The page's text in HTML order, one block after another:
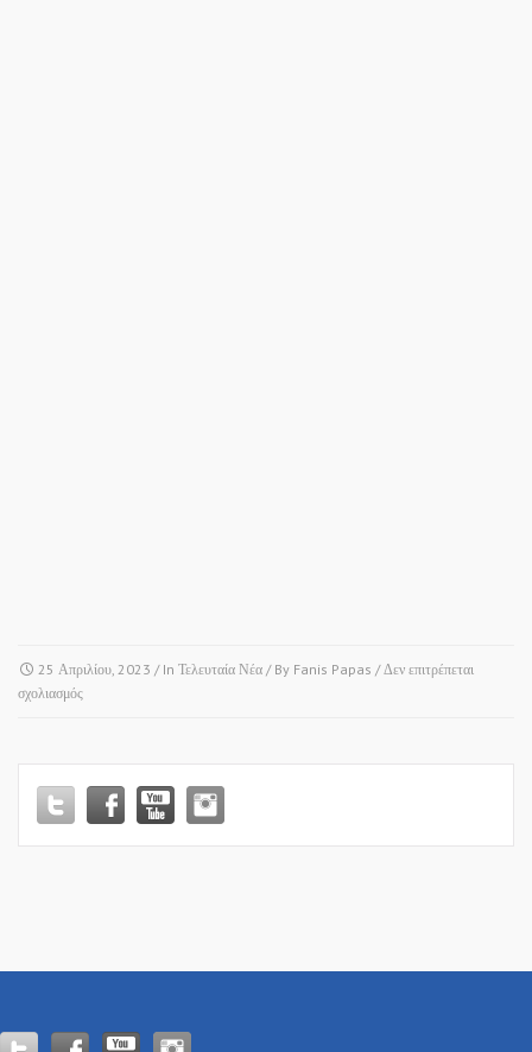
25 Απριλίου, 2023 / In Τελευταία Νέα / By Fanis Papas /Δεν επιτρέπεται
σχολιασμόςστο
–
ΚΥΜΙΝΑ